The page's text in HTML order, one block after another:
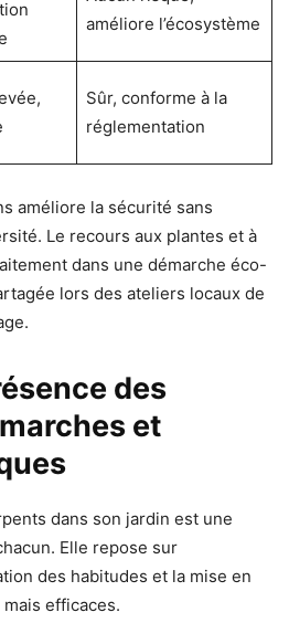
améliore l’écosystème
Sûr, conforme à la
réglementation
améliore la sécurité sans
Le recours aux plantes et à
dans une démarche éco-
lors des ateliers locaux de
des
et
dans son jardin est une
Elle repose sur
des habitudes et la mise en
efficaces.